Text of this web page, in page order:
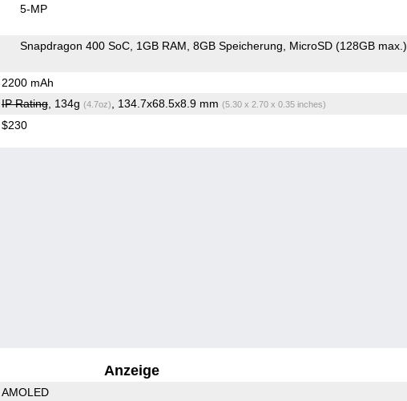
5-MP
Snapdragon 400 SoC 1GB RAM 8GB Speicherung MicroSD (128GB max.)
2200 mAh
IP Rating, 134g (4.7oz) , 134.7x68.5x8.9 mm (5.30 x 2.70 x 0.35 inches)
$230
Anzeige
AMOLED